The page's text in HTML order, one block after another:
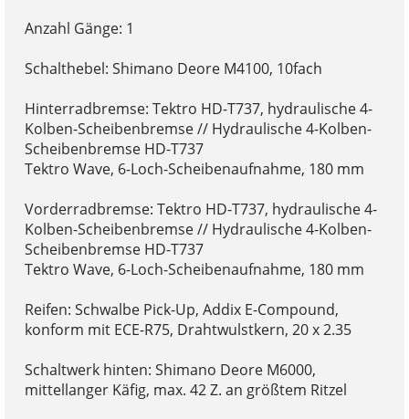
Anzahl Gänge: 1
Schalthebel: Shimano Deore M4100, 10fach
Hinterradbremse: Tektro HD-T737, hydraulische 4-
Kolben-Scheibenbremse // Hydraulische 4-Kolben-
Scheibenbremse HD-T737
Tektro Wave, 6-Loch-Scheibenaufnahme, 180 mm
Vorderradbremse: Tektro HD-T737, hydraulische 4-
Kolben-Scheibenbremse // Hydraulische 4-Kolben-
Scheibenbremse HD-T737
Tektro Wave, 6-Loch-Scheibenaufnahme, 180 mm
Reifen: Schwalbe Pick-Up, Addix E-Compound,
konform mit ECE-R75, Drahtwulstkern, 20 x 2.35
Schaltwerk hinten: Shimano Deore M6000,
mittellanger Käfig, max. 42 Z. an größtem Ritzel